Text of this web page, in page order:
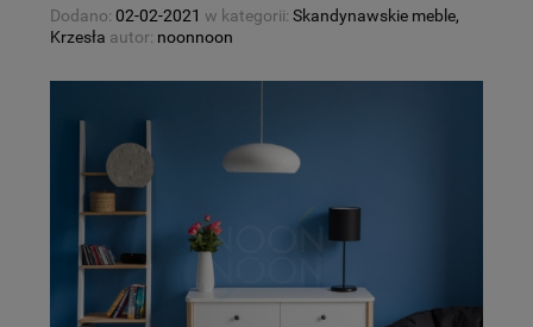
Dodano: 02-02-2021 w kategorii: Skandynawskie meble,
Krzesła autor: noonnoon